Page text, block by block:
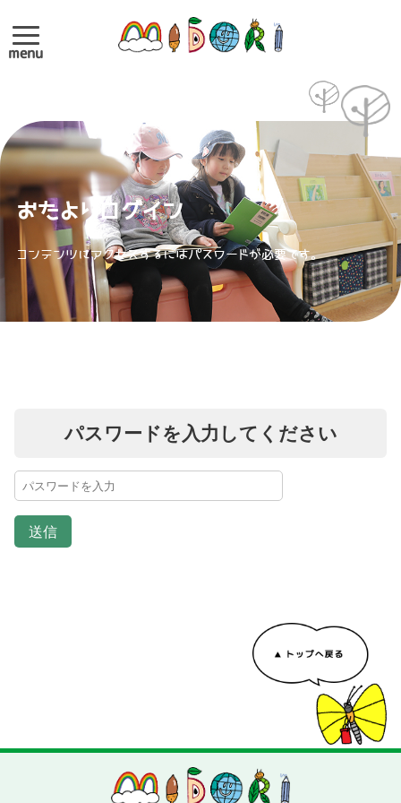
menu
おたよりログイン
コンテンツにアクセスするにはパスワードが必要です。
パスワードを入力してください
送信